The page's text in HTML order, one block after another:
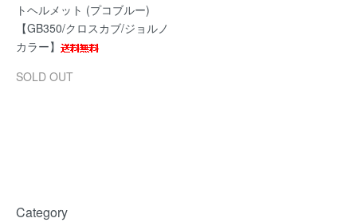
トヘルメット (プコブルー)
【GB350/クロスカブ/ジョルノ
カラー】
SOLD OUT
Category